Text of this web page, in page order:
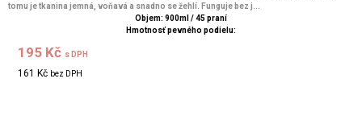
tomu je tkanina jemná, voňavá a snadno se žehlí. Funguje bez j...
Objem: 900ml / 45 praní
Hmotnosť pevného podielu:
195 Kč s DPH
161 Kč bez DPH